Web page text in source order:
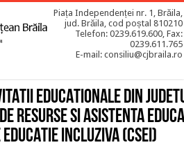
Piața Independenței nr. 1, Brăila,
jud. Brăila, cod poștal 810210
Telefon: 0239.619.600, Fax:
0239.611.765
E-mail: consiliu@cjbraila.ro
EDUCATIONALE DIN
RESURSE SI ASISTENTA
INCLUZIVA (CSEI)